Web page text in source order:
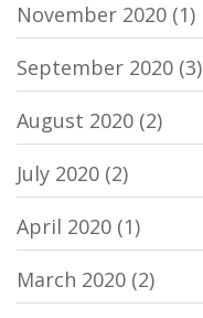
November 2020 (1)
September 2020 (3)
August 2020 (2)
July 2020 (2)
April 2020 (1)
March 2020 (2)